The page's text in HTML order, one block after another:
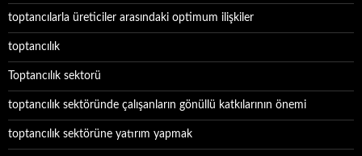
toptancılarla üreticiler arasındaki optimum ilişkiler
toptancılık
Toptancılık sektorü
toptancılık sektöründe çalışanların gönüllü katkılarının önemi
toptancılık sektörüne yatırım yapmak